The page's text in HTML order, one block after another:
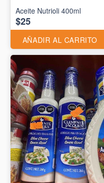
Aceite Nutrioli 400ml
$25
AÑADIR AL CARRITO